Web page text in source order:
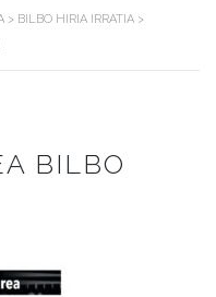
> BILBO HIRIA IRRATIA >
BILBO